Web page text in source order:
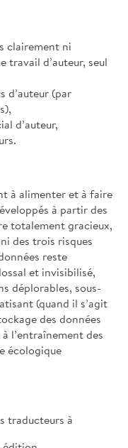
clairement ni
travail d’auteur, seul
d’auteur (par
d’auteur,
à alimenter et à faire
à partir des
totalement gracieux,
des trois risques
reste
et invisibilisé,
déplorables, sous-
(quand il s’agit
des données
l’entraînement des
écologique
traducteurs à